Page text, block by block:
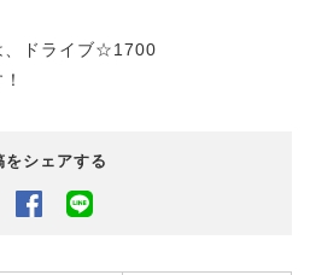
、ドライブ☆1700
をシェアする
Twitter Facebook